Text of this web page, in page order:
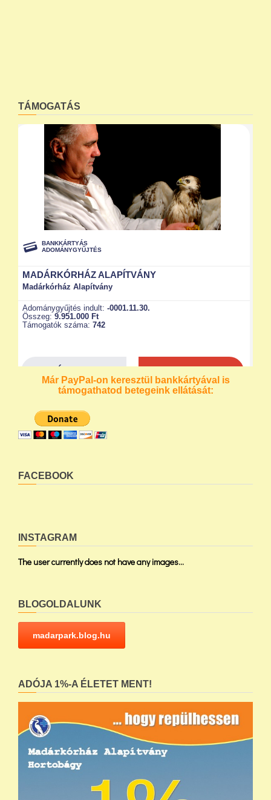
TÁMOGATÁS
Már PayPal-on keresztül bankkártyával is
támogathatod betegeink ellátását:
FACEBOOK
INSTAGRAM
The user currently does not have any images...
BLOGOLDALUNK
madarpark.blog.hu
ADÓJA 1%-A ÉLETET MENT!